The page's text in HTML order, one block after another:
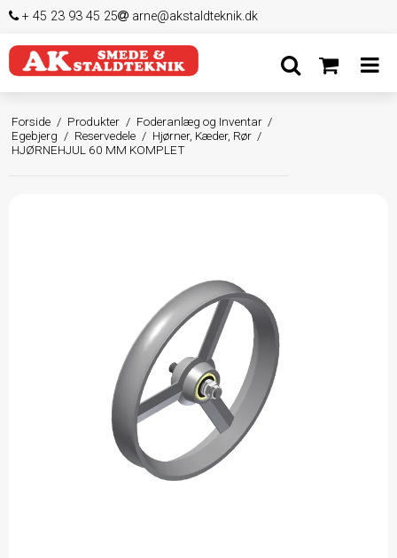
+ 45 23 93 45 25 arne@akstaldteknik.dk
Forside / Produkter / Foderanlæg og Inventar /
Egebjerg / Reservedele / Hjørner, Kæder, Rør /
HJØRNEHJUL 60 MM KOMPLET